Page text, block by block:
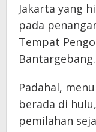
Jakarta yang
pada
Tempat
Bantargebang.
Padahal,
berada di
pemilahan